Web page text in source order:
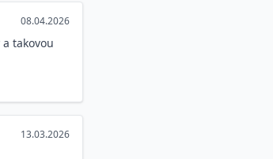
08.04.2026
takovou
13.03.2026